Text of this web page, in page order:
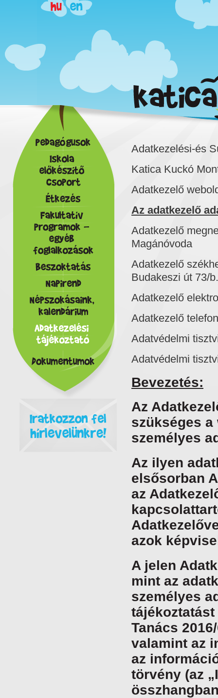
Adatkezelési-és
Katica Kuckó
Adatkezelő
Az adatkezelő
Adatkezelő
Magánóvoda
Adatkezelő
Budakeszi út 73/b.
Adatkezelő
Adatkezelő
Adatvédelmi
Adatvédelmi
Bevezetés:
Az
szükséges
személyes
Az ilyen
elsősorban
az
azok
A jelen
mint az
személyes
Tanács
valamint az
az
törvény (az